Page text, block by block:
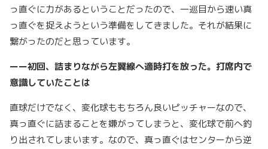
っ直ぐに力があるということだったので、一巡目から速い真
っ直ぐを捉えようという準備をしてきました。それが結果に
繋がったのだと思っています。
ーー初回、詰まりながら左翼線へ適時打を放った。打席内で
意識していたことは
直球だけでなく、変化球ももちろん良いピッチャーなので、
真っ直ぐに詰まることを嫌がってしまうと、変化球で前へ釣
り出されてしまいます。なので、真っ直ぐはセンターから逆